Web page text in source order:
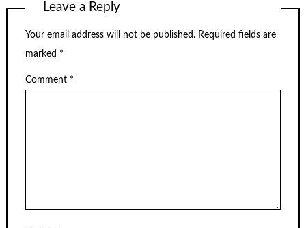
Leave a Reply
Your email address will not be published. Required fields are
marked *
Comment *